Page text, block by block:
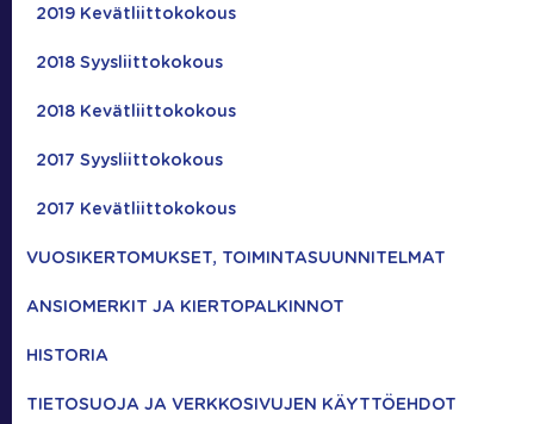
2019 Kevätliittokokous
2018 Syysliittokokous
2018 Kevätliittokokous
2017 Syysliittokokous
2017 Kevätliittokokous
VUOSIKERTOMUKSET, TOIMINTASUUNNITELMAT
ANSIOMERKIT JA KIERTOPALKINNOT
HISTORIA
TIETOSUOJA JA VERKKOSIVUJEN KÄYTTÖEHDOT